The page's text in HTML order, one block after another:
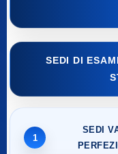
SEDI DI
1
SEDI